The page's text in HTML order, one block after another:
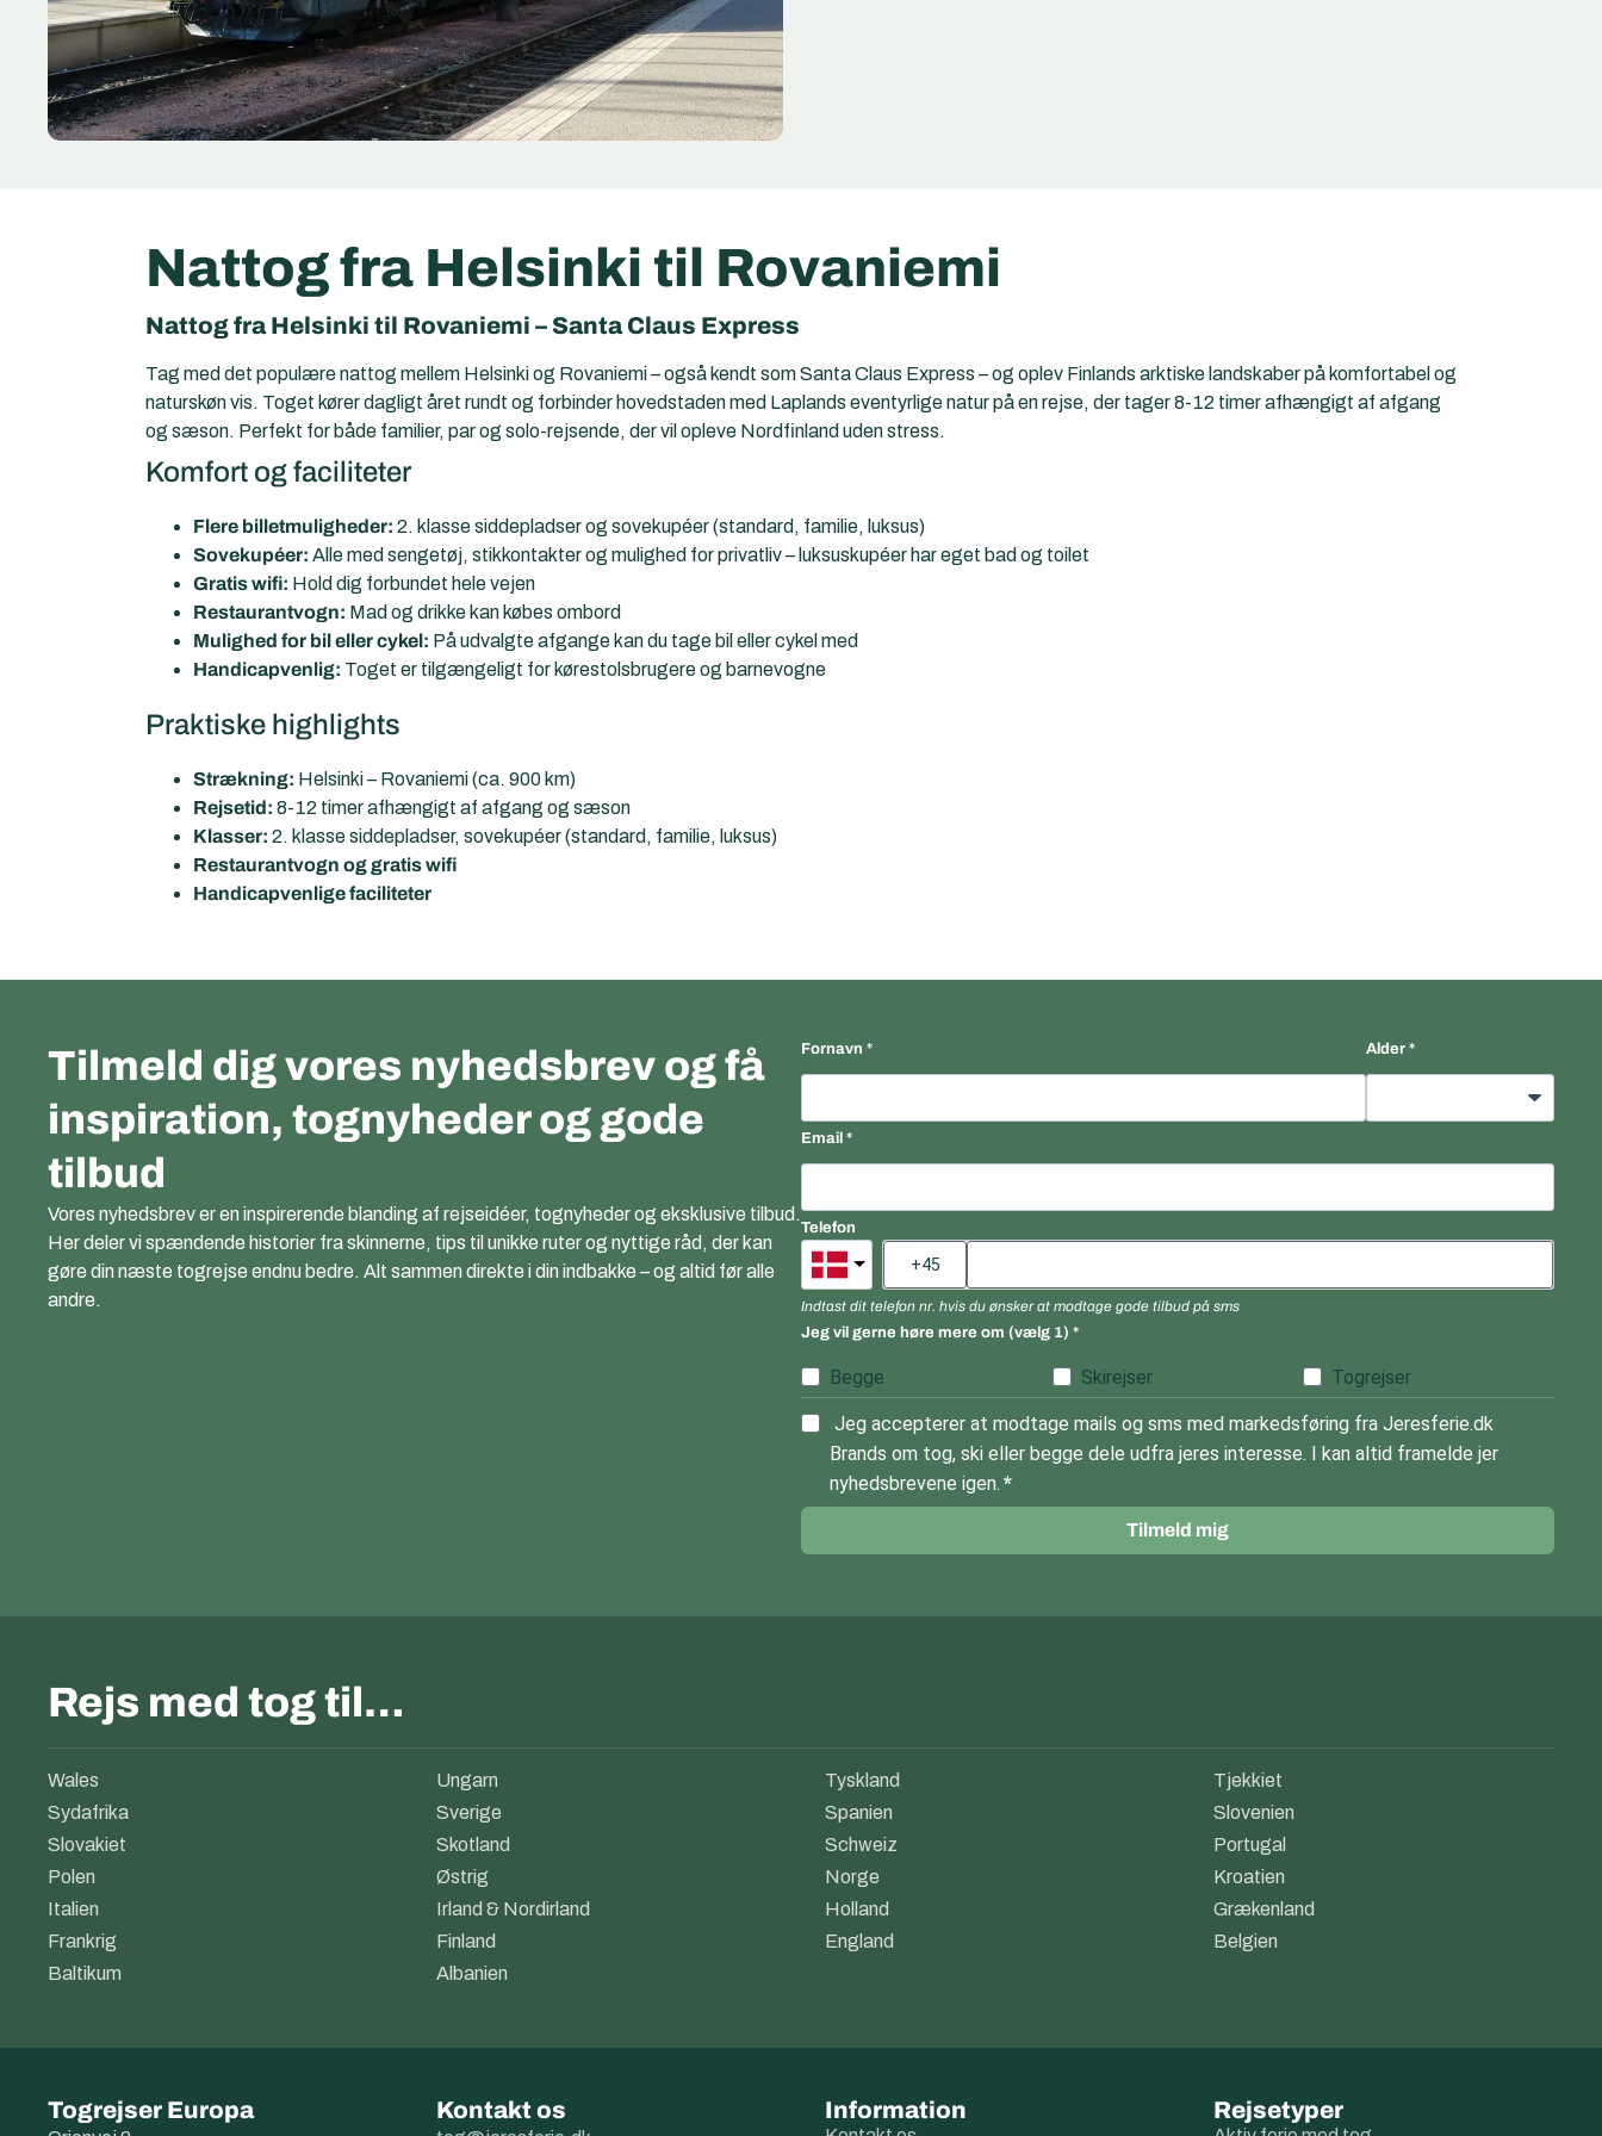
Nattog fra Helsinki til Rovaniemi
Nattog fra Helsinki til Rovaniemi – Santa Claus Express
Tag med det populære nattog mellem Helsinki og Rovaniemi – også kendt som Santa Claus Express – og oplev Finlands arktiske landskaber på komfortabel og
naturskøn vis. Toget kører dagligt året rundt og forbinder hovedstaden med Laplands eventyrlige natur på en rejse, der tager 8-12 timer afhængigt af afgang
og sæson. Perfekt for både familier, par og solo-rejsende, der vil opleve Nordfinland uden stress.
Komfort og faciliteter
Flere billetmuligheder: 2. klasse siddepladser og sovekupéer (standard, familie, luksus)
Sovekupéer: Alle med sengetøj, stikkontakter og mulighed for privatliv – luksuskupéer har eget bad og toilet
Gratis wifi: Hold dig forbundet hele vejen
Restaurantvogn: Mad og drikke kan købes ombord
Mulighed for bil eller cykel: På udvalgte afgange kan du tage bil eller cykel med
Handicapvenlig: Toget er tilgængeligt for kørestolsbrugere og barnevogne
Praktiske highlights
Strækning: Helsinki – Rovaniemi (ca. 900 km)
Rejsetid: 8-12 timer afhængigt af afgang og sæson
Klasser: 2. klasse siddepladser, sovekupéer (standard, familie, luksus)
Restaurantvogn og gratis wifi
Handicapvenlige faciliteter
Tilmeld dig vores nyhedsbrev og få
inspiration, tognyheder og gode
tilbud
Vores nyhedsbrev er en inspirerende blanding af rejseidéer, tognyheder og eksklusive tilbud.
Her deler vi spændende historier fra skinnerne, tips til unikke ruter og nyttige råd, der kan
gøre din næste togrejse endnu bedre. Alt sammen direkte i din indbakke – og altid før alle
andre.
Fornavn Alder
Email
Telefon
Indtast dit telefon nr. hvis du ønsker at modtage gode tilbud på sms
Jeg vil gerne høre mere om (vælg 1)
Begge Skirejser Togrejser
Jeg accepterer at modtage mails og sms med markedsføring fra Jeresferie.dk
Brands om tog, ski eller begge dele udfra jeres interesse. I kan altid framelde jer
nyhedsbrevene igen.
Tilmeld mig
Rejs med tog til…
Wales Ungarn Tyskland
Tjekkiet
Sydafrika
Sverige Spanien
Slovenien
Slovakiet
Skotland Schweiz
Portugal
Polen
Østrig Norge
Kroatien
Italien
Irland & Nordirland Holland
Grækenland
Frankrig
Finland England
Belgien
Baltikum
Albanien
Togrejser Europa Kontakt os Information Rejsetyper